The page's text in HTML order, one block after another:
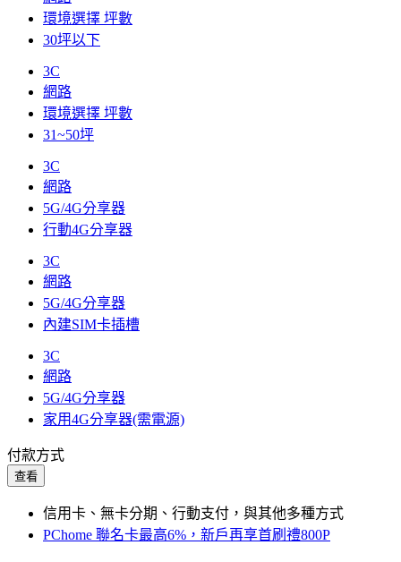
環境選擇 坪數
30坪以下
3C
網路
環境選擇 坪數
31~50坪
3C
網路
5G/4G分享器
行動4G分享器
3C
網路
5G/4G分享器
內建SIM卡插槽
3C
網路
5G/4G分享器
家用4G分享器(需電源)
付款方式
查看
信用卡、無卡分期、行動支付，與其他多種方式
PChome 聯名卡最高6%，新戶再享首刷禮800P